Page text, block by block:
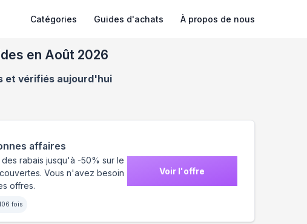
Catégories Guides d'achats À propos de nous
en Août 2026
et vérifiés aujourd'hui
affaires
rabais jusqu'à -50% sur le
Vous n'avez besoin
offres.
fois
Voir l'offre